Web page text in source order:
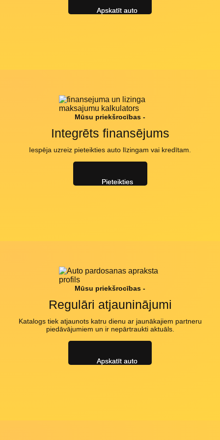
Mūsu priekšrocības -
Integrēts finansējums
Iespēja uzreiz pieteikties auto līzingam vai kredītam.
Mūsu priekšrocības -
Regulāri atjauninājumi
Katalogs tiek atjaunots katru dienu ar jaunākajiem partneru
piedāvājumiem un ir nepārtraukti aktuāls.